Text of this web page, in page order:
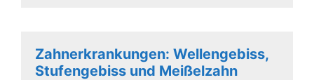
Zahnerkrankungen: Wellengebiss,
Stufengebiss und Meißelzahn